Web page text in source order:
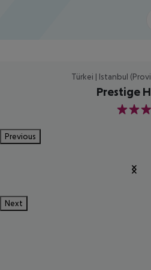
Türkei | Istanbul
Prestige
3
Previous
Next